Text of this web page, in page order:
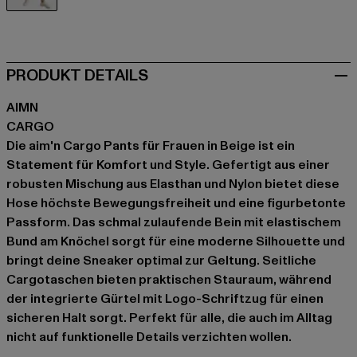
PRODUKT DETAILS
AIMN
CARGO
Die aim'n Cargo Pants für Frauen in Beige ist ein
Statement für Komfort und Style. Gefertigt aus einer
robusten Mischung aus Elasthan und Nylon bietet diese
Hose höchste Bewegungsfreiheit und eine figurbetonte
Passform. Das schmal zulaufende Bein mit elastischem
Bund am Knöchel sorgt für eine moderne Silhouette und
bringt deine Sneaker optimal zur Geltung. Seitliche
Cargotaschen bieten praktischen Stauraum, während
der integrierte Gürtel mit Logo-Schriftzug für einen
sicheren Halt sorgt. Perfekt für alle, die auch im Alltag
nicht auf funktionelle Details verzichten wollen.